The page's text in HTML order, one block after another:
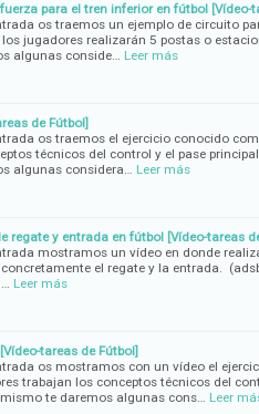
para el tren inferior en fútbol [Vídeo-
os traemos un ejemplo de circuito
los jugadores realizarán 5 postas o
algunas conside… Leer más
de Fútbol]
os traemos el ejercicio conocido
técnicos del control y el pase
algunas considera… Leer más
regate y entrada en fútbol [Vídeo-tareas
mostramos un vídeo en donde
el regate y la entrada.
Leer más
tareas de Fútbol]
os mostramos con un vídeo el
trabajan los conceptos técnicos del
te daremos algunas cons… Leer